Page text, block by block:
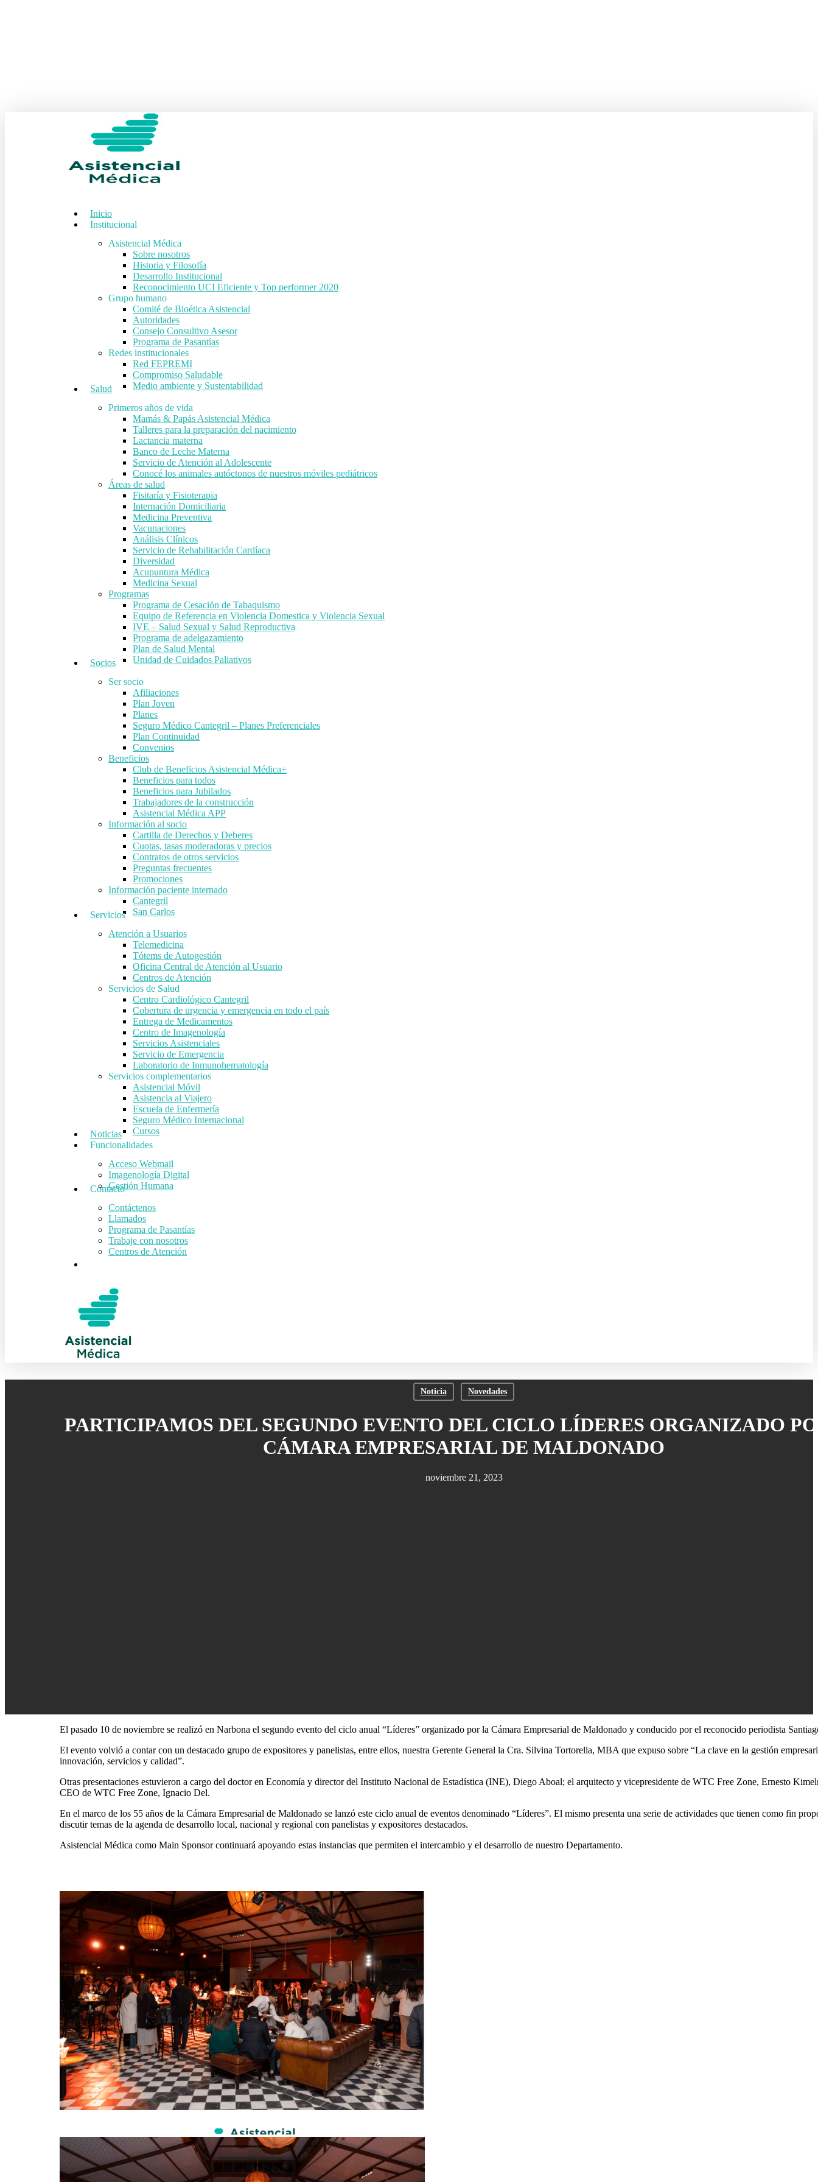
Hit enter to search or ESC to close
Inicio
Institucional
Asistencial Médica
Sobre nosotros
Historia y Filosofía
Desarrollo Institucional
Reconocimiento UCI Eficiente y Top performer 2020
Grupo humano
Comité de Bioética Asistencial
Autoridades
Consejo Consultivo Asesor
Programa de Pasantías
Redes institucionales
Red FEPREMI
Compromiso Saludable
Medio ambiente y Sustentabilidad
Salud
Primeros años de vida
Mamás & Papás Asistencial Médica
Talleres para la preparación del nacimiento
Lactancia materna
Banco de Leche Materna
Servicio de Atención al Adolescente
Conocé los animales autóctonos de nuestros móviles pediátricos
Áreas de salud
Fisitaría y Fisioterapia
Internación Domiciliaria
Medicina Preventiva
Vacunaciones
Análisis Clínicos
Servicio de Rehabilitación Cardíaca
Diversidad
Acupuntura Médica
Medicina Sexual
Programas
Programa de Cesación de Tabaquismo
Equipo de Referencia en Violencia Domestica y Violencia Sexual
IVE – Salud Sexual y Salud Reproductiva
Programa de adelgazamiento
Plan de Salud Mental
Unidad de Cuidados Paliativos
Socios
Ser socio
Afiliaciones
Plan Joven
Planes
Seguro Médico Cantegril – Planes Preferenciales
Plan Continuidad
Convenios
Beneficios
Club de Beneficios Asistencial Médica+
Beneficios para todos
Beneficios para Jubilados
Trabajadores de la construcción
Asistencial Médica APP
Información al socio
Cartilla de Derechos y Deberes
Cuotas, tasas moderadoras y precios
Contratos de otros servicios
Preguntas frecuentes
Promociones
Información paciente internado
Cantegril
San Carlos
Servicios
Atención a Usuarios
Telemedicina
Tótems de Autogestión
Oficina Central de Atención al Usuario
Centros de Atención
Servicios de Salud
Centro Cardiológico Cantegril
Cobertura de urgencia y emergencia en todo el país
Entrega de Medicamentos
Centro de Imagenología
Servicios Asistenciales
Servicio de Emergencia
Laboratorio de Inmunohematología
Servicios complementarios
Asistencial Móvil
Asistencia al Viajero
Escuela de Enfermería
Seguro Médico Internacional
Cursos
Noticias
Funcionalidades
Acceso Webmail
Imagenología Digital
Gestión Humana
Contacto
Contáctenos
Llamados
Programa de Pasantías
Trabaje con nosotros
Centros de Atención
Noticia Novedades
PARTICIPAMOS DEL SEGUNDO EVENTO DEL CICLO LÍDERES ORGANIZADO
CÁMARA EMPRESARIAL DE MALDONADO
noviembre 21, 2023
El pasado 10 de noviembre se realizó en Narbona el segundo evento del ciclo anual “Líderes” organizado por la Cámara Empresarial de Maldonado y conducido por el reconocido periodista
El evento volvió a contar con un destacado grupo de expositores y panelistas, entre ellos, nuestra Gerente General la Cra. Silvina Tortorella, MBA que expuso sobre “La clave en la gestión
innovación, servicios y calidad”.
Otras presentaciones estuvieron a cargo del doctor en Economía y director del Instituto Nacional de Estadística (INE), Diego Aboal; el arquitecto y vicepresidente de WTC Free Zone, Ernesto
CEO de WTC Free Zone, Ignacio Del.
En el marco de los 55 años de la Cámara Empresarial de Maldonado se lanzó este ciclo anual de eventos denominado “Líderes”. El mismo presenta una serie de actividades que tienen como fin
discutir temas de la agenda de desarrollo local, nacional y regional con panelistas y expositores destacados.
Asistencial Médica como Main Sponsor continuará apoyando estas instancias que permiten el intercambio y el desarrollo de nuestro Departamento.